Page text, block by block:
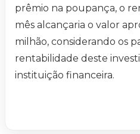
prêmio na poupança, o
mês alcançaria o valor
milhão, considerando os
rentabilidade deste
instituição financeira.